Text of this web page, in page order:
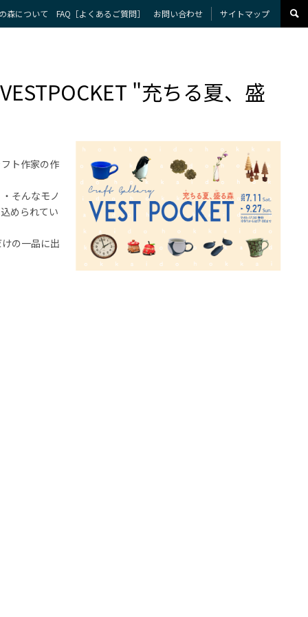
森について FAQ［よくあるご質問］ お問い合わせ サイトマップ
"充ちる夏、盛
ト作家の作
そんなモノ
められてい
の一品に出